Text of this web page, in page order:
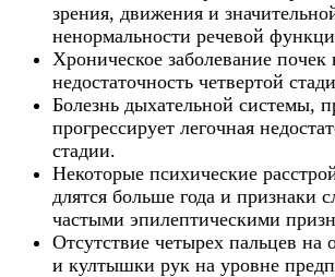
зрения, движения и
ненормальности речевой
Хроническое заболевание
недостаточность четвертой
Болезнь дыхательной системы,
прогрессирует легочная
стадии.
Некоторые психические
длятся больше года и признаки
частыми эпилептическими
Отсутствие четырех пальцев на
и култышки рук на уровне